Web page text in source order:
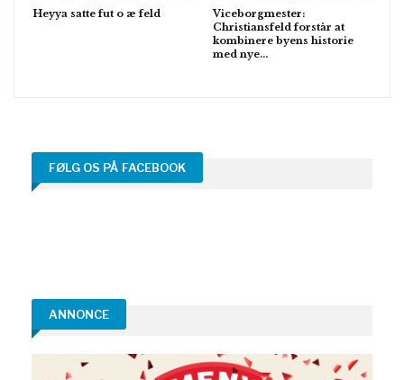
Heyya satte fut o æ feld
Viceborgmester:
Christiansfeld forstår at
kombinere byens historie
med nye…
FØLG OS PÅ FACEBOOK
ANNONCE